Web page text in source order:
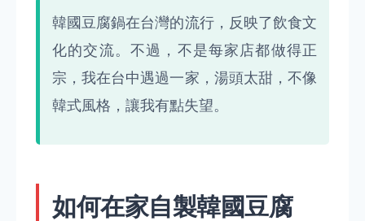
韓國豆腐鍋在台灣的流行，反映了飲食文
化的交流。不過，不是每家店都做得正
宗，我在台中遇過一家，湯頭太甜，不像
韓式風格，讓我有點失望。
如何在家自製韓國豆腐